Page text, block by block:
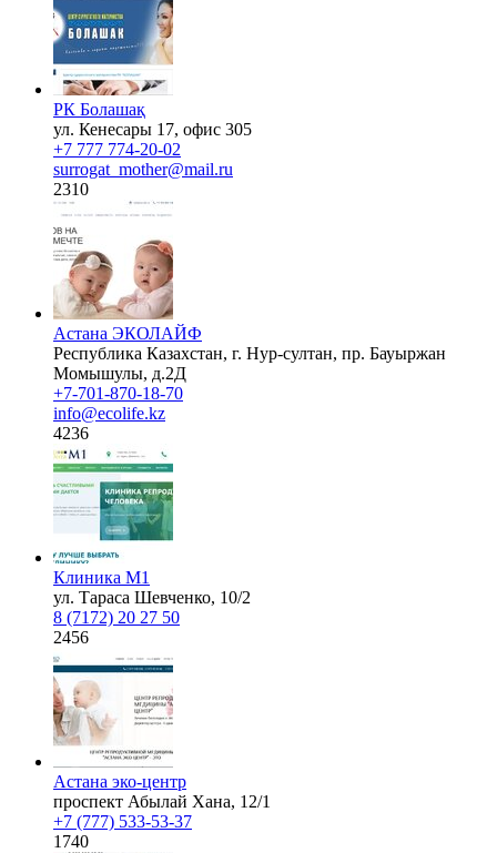
РК Болашақ
ул. Кенесары 17, офис 305
+7 777 774-20-02
surrogat_mother@mail.ru
2310
Астана ЭКОЛАЙФ
Республика Казахстан, г. Нур-султан, пр. Бауыржан
Момышулы, д.2Д
+7-701-870-18-70
info@ecolife.kz
4236
Клиника М1
ул. Тараса Шевченко, 10/2
8 (7172) 20 27 50
2456
Астана эко-центр
проспект Абылай Хана, 12/1
+7 (777) 533-53-37
1740